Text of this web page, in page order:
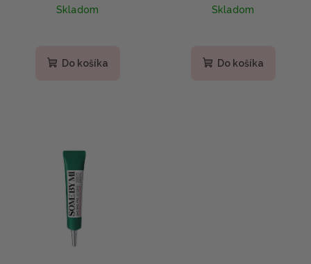
Skladom
produktu
Do košíka
Skladom
Do košíka